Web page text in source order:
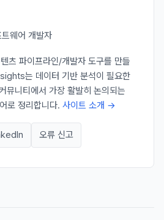
웨어 개발자
츠 파이프라인/개발자 도구를 만들
는 데이터 기반 분석이 필요한
뮤니티에서 가장 활발히 논의되는
로 정리합니다. 사이트 소개 →
오류 신고